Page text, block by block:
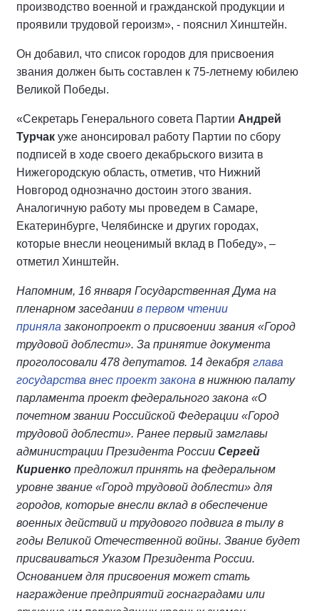
производство военной и гражданской продукции и
проявили трудовой героизм», - пояснил Хинштейн.
Он добавил, что список городов для присвоения
звания должен быть составлен к 75-летнему юбилею
Великой Победы.
«Секретарь Генерального совета Партии Андрей
Турчак уже анонсировал работу Партии по сбору
подписей в ходе своего декабрьского визита в
Нижегородскую область, отметив, что Нижний
Новгород однозначно достоин этого звания.
Аналогичную работу мы проведем в Самаре,
Екатеринбурге, Челябинске и других городах,
которые внесли неоценимый вклад в Победу», –
отметил Хинштейн.
Напомним, 16 января Государственная Дума на
пленарном заседании в первом чтении
приняла законопроект о присвоении звания «Город
трудовой доблести». За принятие документа
проголосовали 478 депутатов. 14 декабря глава
государства внес проект закона в нижнюю палату
парламента проект федерального закона «О
почетном звании Российской Федерации «Город
трудовой доблести». Ранее первый замглавы
администрации Президента России Сергей
Кириенко предложил принять нa федеральном
уровне звание «Город трудовой доблести» для
городов, которые внесли вклад в обеспечение
военных действий и трудового подвига в тылу в
годы Великой Отечественной войны. Звание будет
присваиваться Указом Президента России.
Основанием для присвоения может стать
награждение предприятий госнаградами или